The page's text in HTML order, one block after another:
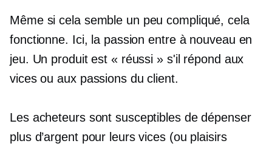
Même si cela semble un peu compliqué, cela
fonctionne. Ici, la passion entre à nouveau en
jeu. Un produit est « réussi » s'il répond aux
vices ou aux passions du client.
Les acheteurs sont susceptibles de dépenser
plus d’argent pour leurs vices (ou plaisirs